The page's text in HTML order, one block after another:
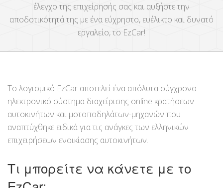
έλεγχο της επιχείρησής σας και αυξήστε την
αποδοτικότητά της με ένα εύχρηστο, ευέλικτο και δυνατό
εργαλείο, το EzCar!
Το λογισμικό EzCar αποτελεί ένα απόλυτα σύγχρονο
ηλεκτρονικό σύστημα διαχείρισης online κρατήσεων
αυτοκινήτων και μοτοποδηλάτων-μηχανών που
αναπτύχθηκε ειδικά για τις ανάγκες των ελληνικών
επιχειρήσεων ενοικίασης αυτοκινήτων.
Τι μπορείτε να κάνετε με το